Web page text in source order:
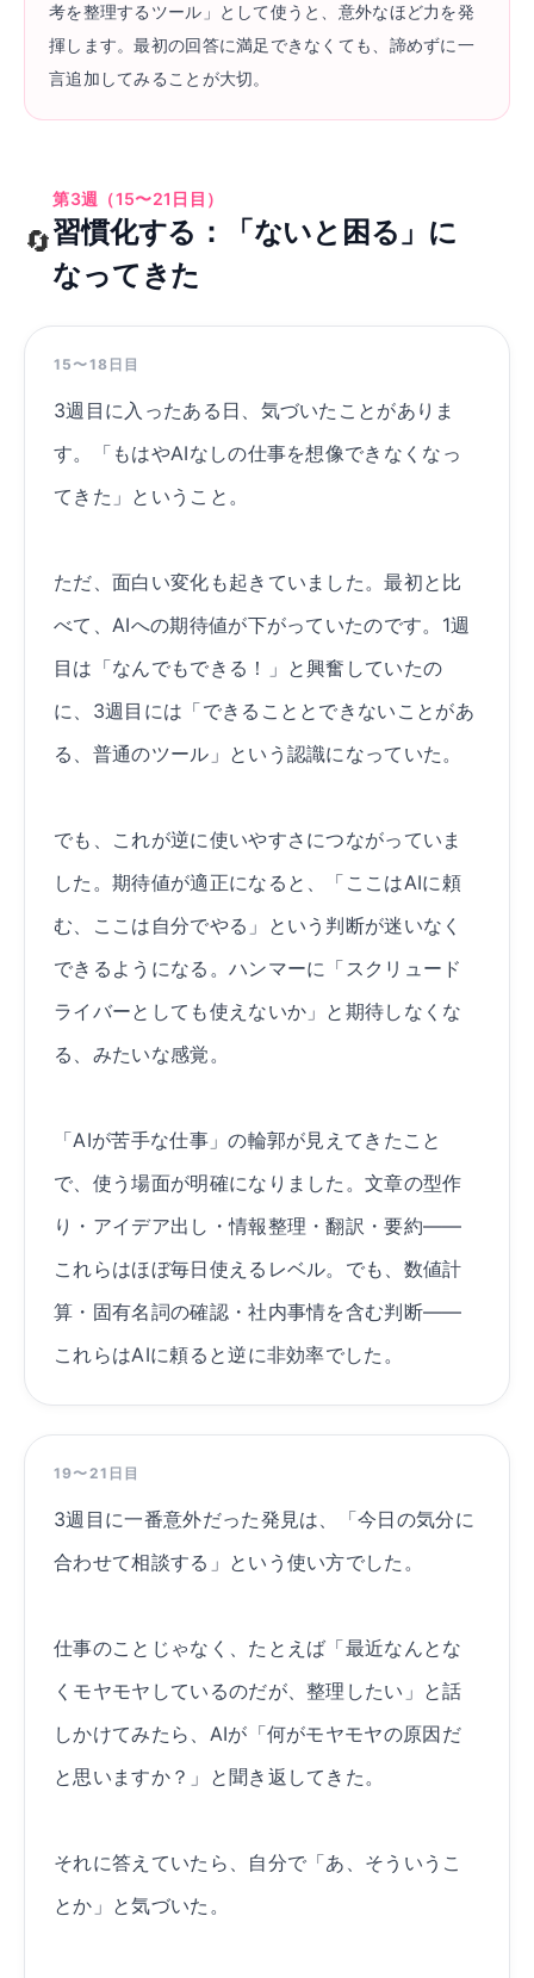
考を整理するツール」として使うと、意外なほど力を発
揮します。最初の回答に満足できなくても、諦めずに一
言追加してみることが大切。
🔄
第3週（15〜21日目）
習慣化する：「ないと困る」に
なってきた
15〜18日目
3週目に入ったある日、気づいたことがありま
す。「もはやAIなしの仕事を想像できなくなっ
てきた」ということ。
ただ、面白い変化も起きていました。最初と比
べて、AIへの期待値が下がっていたのです。1週
目は「なんでもできる！」と興奮していたの
に、3週目には「できることとできないことがあ
る、普通のツール」という認識になっていた。
でも、これが逆に使いやすさにつながっていま
した。期待値が適正になると、「ここはAIに頼
む、ここは自分でやる」という判断が迷いなく
できるようになる。ハンマーに「スクリュード
ライバーとしても使えないか」と期待しなくな
る、みたいな感覚。
「AIが苦手な仕事」の輪郭が見えてきたこと
で、使う場面が明確になりました。文章の型作
り・アイデア出し・情報整理・翻訳・要約——
これらはほぼ毎日使えるレベル。でも、数値計
算・固有名詞の確認・社内事情を含む判断——
これらはAIに頼ると逆に非効率でした。
19〜21日目
3週目に一番意外だった発見は、「今日の気分に
合わせて相談する」という使い方でした。
仕事のことじゃなく、たとえば「最近なんとな
くモヤモヤしているのだが、整理したい」と話
しかけてみたら、AIが「何がモヤモヤの原因だ
と思いますか？」と聞き返してきた。
それに答えていたら、自分で「あ、そういうこ
とか」と気づいた。